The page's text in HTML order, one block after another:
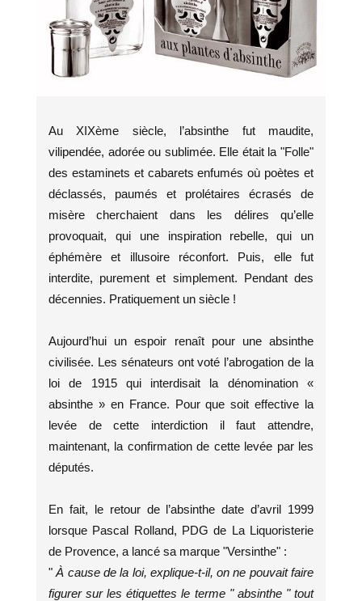
Au XIXème siècle, l’absinthe fut maudite,
vilipendée, adorée ou sublimée. Elle était la "Folle"
des estaminets et cabarets enfumés où poètes et
déclassés, paumés et prolétaires écrasés de
misère cherchaient dans les délires qu’elle
provoquait, qui une inspiration rebelle, qui un
éphémère et illusoire réconfort. Puis, elle fut
interdite, purement et simplement. Pendant des
décennies. Pratiquement un siècle !
Aujourd’hui un espoir renaît pour une absinthe
civilisée. Les sénateurs ont voté l’abrogation de la
loi de 1915 qui interdisait la dénomination «
absinthe » en France. Pour que soit effective la
levée de cette interdiction il faut attendre,
maintenant, la confirmation de cette levée par les
députés.
En fait, le retour de l’absinthe date d’avril 1999
lorsque Pascal Rolland, PDG de La Liquoristerie
de Provence, a lancé sa marque "Versinthe" :
" À cause de la loi, explique-t-il, on ne pouvait faire
figurer sur les étiquettes le terme " absinthe " tout